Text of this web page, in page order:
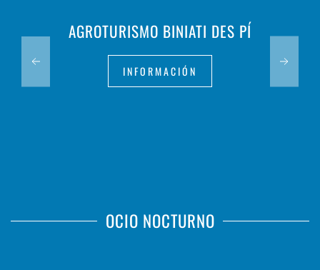
AGROTURISMO BINIATI DES PÍ
INFORMACIÓN
OCIO NOCTURNO